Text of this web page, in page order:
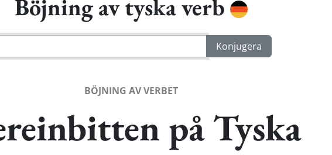
Böjning av tyska verb
BÖJNING AV VERBET
på Tyska